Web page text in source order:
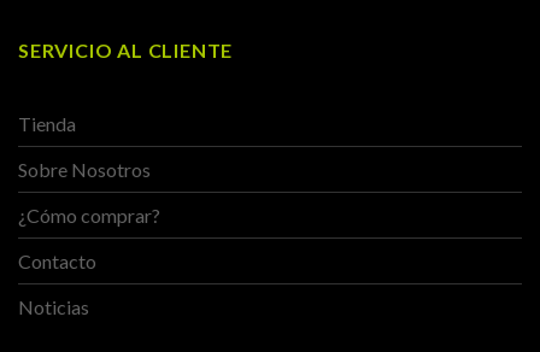
SERVICIO AL CLIENTE
Tienda
Sobre Nosotros
¿Cómo comprar?
Contacto
Noticias